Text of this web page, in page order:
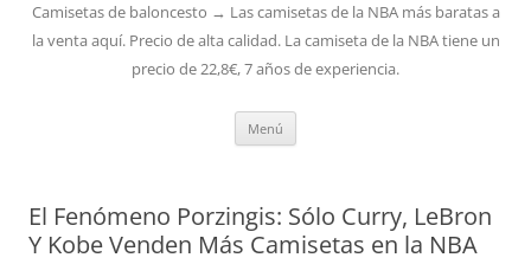
Camisetas de baloncesto → Las camisetas de la NBA más baratas a
la venta aquí. Precio de alta calidad. La camiseta de la NBA tiene un
precio de 22,8€, 7 años de experiencia.
Menú
El Fenómeno Porzingis: Sólo Curry, LeBron
Y Kobe Venden Más Camisetas en la NBA